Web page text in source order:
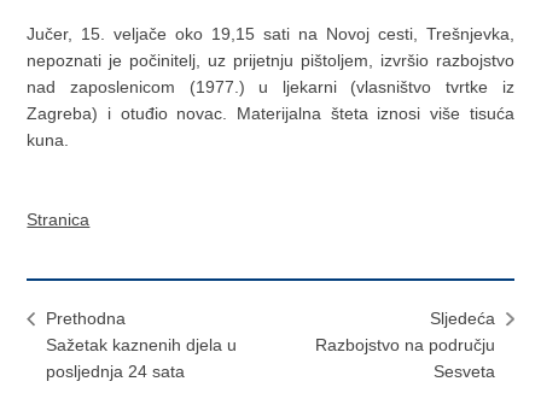
Jučer, 15. veljače oko 19,15 sati na Novoj cesti, Trešnjevka,
nepoznati je počinitelj, uz prijetnju pištoljem, izvršio razbojstvo
nad zaposlenicom (1977.) u ljekarni (vlasništvo tvrtke iz
Zagreba) i otuđio novac. Materijalna šteta iznosi više tisuća
kuna.
Stranica
Prethodna
Sažetak kaznenih djela u
posljednja 24 sata
Sljedeća
Razbojstvo na području
Sesveta